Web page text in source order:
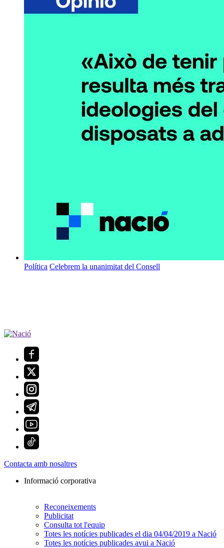
Política Celebrem la unanimitat del Consell
Contacta amb nosaltres
Informació corporativa
Reconeixements
Publicitat
Consulta tot l'equip
Totes les notícies publicades el dia 04/04/2019 a Nació
Totes les notícies publicades avui a Nació